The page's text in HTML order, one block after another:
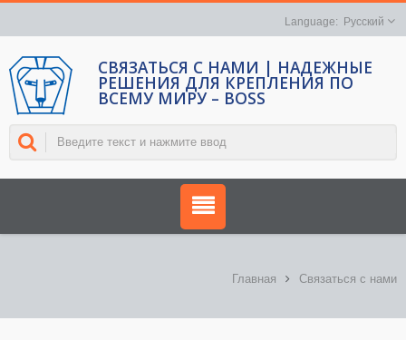
Русский
СВЯЗАТЬСЯ С НАМИ | НАДЕЖНЫЕ
РЕШЕНИЯ ДЛЯ КРЕПЛЕНИЯ ПО
ВСЕМУ МИРУ – BOSS
Главная Связаться с нами